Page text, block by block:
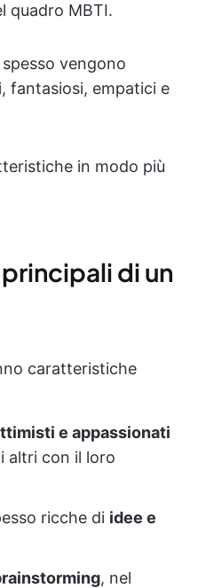
quadro MBTI.
vengono
fantasiosi, empatici e
in modo più
di un
caratteristiche
e appassionati
altri con il loro
ricche di idee e
, nel